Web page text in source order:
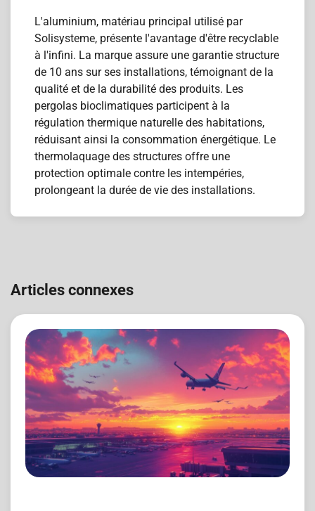
L'aluminium, matériau principal utilisé par
Solisysteme, présente l'avantage d'être recyclable
à l'infini. La marque assure une garantie structure
de 10 ans sur ses installations, témoignant de la
qualité et de la durabilité des produits. Les
pergolas bioclimatiques participent à la
régulation thermique naturelle des habitations,
réduisant ainsi la consommation énergétique. Le
thermolaquage des structures offre une
protection optimale contre les intempéries,
prolongeant la durée de vie des installations.
de
Articles connexes